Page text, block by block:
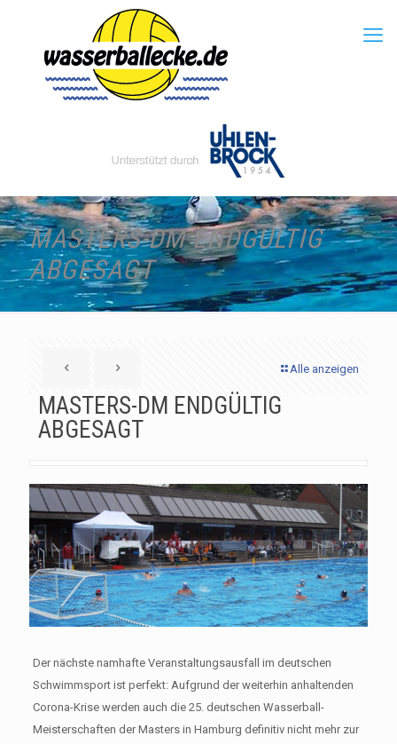
MASTERS-DM ENDGÜLTIG
ABGESAGT
Alle anzeigen
MASTERS-DM ENDGÜLTIG
ABGESAGT
Der nächste namhafte Veranstaltungsausfall im deutschen
Schwimmsport ist perfekt: Aufgrund der weiterhin anhaltenden
Corona-Krise werden auch die 25. deutschen Wasserball-
Meisterschaften der Masters in Hamburg definitiv nicht mehr zur